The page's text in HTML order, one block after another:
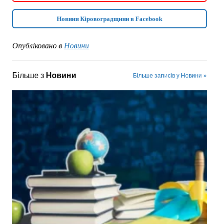
Новини Кіровоградщини в Facebook
Опубліковано в Новини
Більше з Новини Більше записів у Новини »